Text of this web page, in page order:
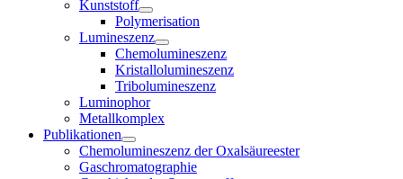
Kunststoff
Polymerisation
Lumineszenz
Chemolumineszenz
Kristallolumineszenz
Tribolumineszenz
Luminophor
Metallkomplex
Publikationen
Chemolumineszenz der Oxalsäureester
Gaschromatographie